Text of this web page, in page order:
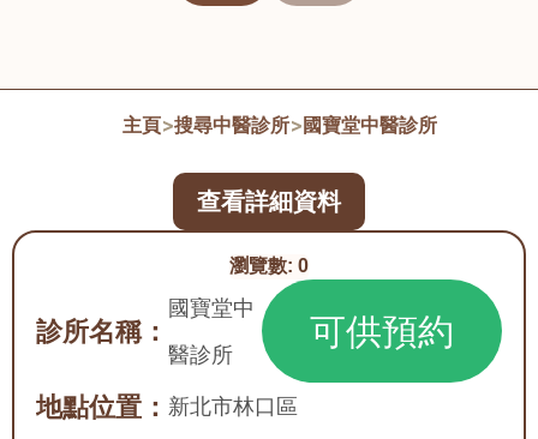
主頁>搜尋中醫診所> 國寶堂中醫診所
瀏覽數: 0
診所名稱：
國寶堂中
醫診所
可供預約
地點位置： 新北市林口區
查看詳細資料